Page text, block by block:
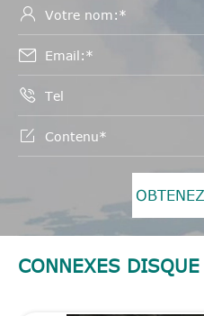




CONNEXES